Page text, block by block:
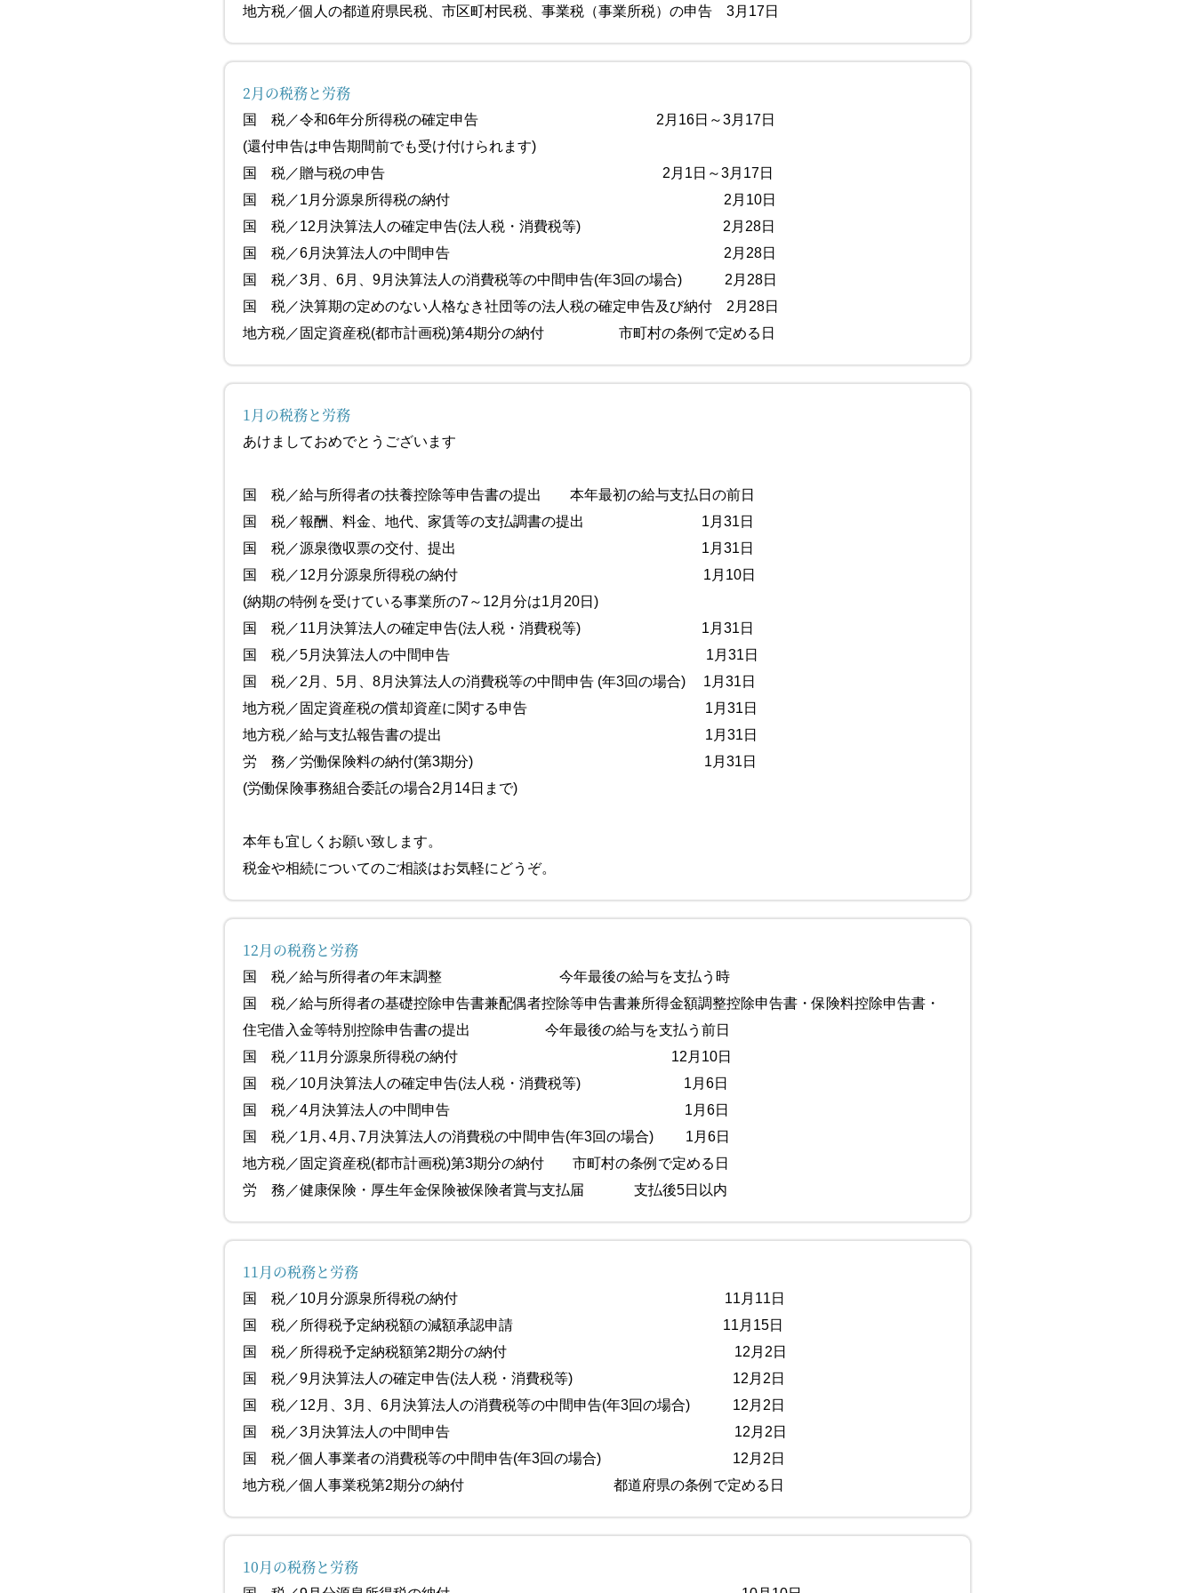
地方税／個人の都道府県民税、市区町村民税、事業税（事業所税）の申告 3月17日
2月の税務と労務
国 税／令和6年分所得税の確定申告 2月16日～3月17日
(還付申告は申告期間前でも受け付けられます)
国 税／贈与税の申告 2月1日～3月17日
国 税／1月分源泉所得税の納付 2月10日
国 税／12月決算法人の確定申告(法人税・消費税等) 2月28日
国 税／6月決算法人の中間申告 2月28日
国 税／3月、6月、9月決算法人の消費税等の中間申告(年3回の場合) 2月28日
国 税／決算期の定めのない人格なき社団等の法人税の確定申告及び納付 2月28日
地方税／固定資産税(都市計画税)第4期分の納付 市町村の条例で定める日
1月の税務と労務
あけましておめでとうございます
国 税／給与所得者の扶養控除等申告書の提出 本年最初の給与支払日の前日
国 税／報酬、料金、地代、家賃等の支払調書の提出 1月31日
国 税／源泉徴収票の交付、提出 1月31日
国 税／12月分源泉所得税の納付 1月10日
(納期の特例を受けている事業所の7～12月分は1月20日)
国 税／11月決算法人の確定申告(法人税・消費税等) 1月31日
国 税／5月決算法人の中間申告 1月31日
国 税／2月、5月、8月決算法人の消費税等の中間申告 (年3回の場合) 1月31日
地方税／固定資産税の償却資産に関する申告 1月31日
地方税／給与支払報告書の提出 1月31日
労 務／労働保険料の納付(第3期分) 1月31日
(労働保険事務組合委託の場合2月14日まで)
本年も宜しくお願い致します。
税金や相続についてのご相談はお気軽にどうぞ。
12月の税務と労務
国 税／給与所得者の年末調整 今年最後の給与を支払う時
国 税／給与所得者の基礎控除申告書兼配偶者控除等申告書兼所得金額調整控除申告書・保険料控除申告書・
住宅借入金等特別控除申告書の提出 今年最後の給与を支払う前日
国 税／11月分源泉所得税の納付 12月10日
国 税／10月決算法人の確定申告(法人税・消費税等) 1月6日
国 税／4月決算法人の中間申告 1月6日
国 税／1月､4月､7月決算法人の消費税の中間申告(年3回の場合) 1月6日
地方税／固定資産税(都市計画税)第3期分の納付 市町村の条例で定める日
労 務／健康保険・厚生年金保険被保険者賞与支払届 支払後5日以内
11月の税務と労務
国 税／10月分源泉所得税の納付 11月11日
国 税／所得税予定納税額の減額承認申請 11月15日
国 税／所得税予定納税額第2期分の納付 12月2日
国 税／9月決算法人の確定申告(法人税・消費税等) 12月2日
国 税／12月、3月、6月決算法人の消費税等の中間申告(年3回の場合) 12月2日
国 税／3月決算法人の中間申告 12月2日
国 税／個人事業者の消費税等の中間申告(年3回の場合) 12月2日
地方税／個人事業税第2期分の納付 都道府県の条例で定める日
10月の税務と労務